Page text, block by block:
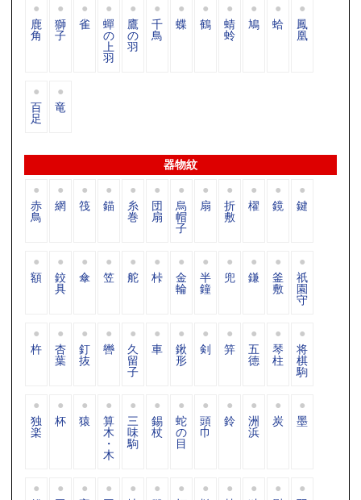
鹿
角
獅
子
雀 蟬
の
上
羽
鷹
の
羽
千
鳥
蝶 鶴 蜻
蛉
鳩 蛤 鳳
凰
百
足
竜
器物紋
赤
鳥
網 筏 錨 糸
巻
団
扇
烏
帽
子
扇 折
敷
櫂 鏡 鍵
額 鉸
具
傘 笠 舵 桛 金
輪
半
鐘
兜 鎌 釜
敷
祇
園
守
杵 杏
葉
釘
抜
轡 久
留
子
車 鍬
形
剣 笄 五
德
琴
柱
将
棋
駒
独
楽
杯 猿 算
木
・
木
三
味
駒
錫
杖
蛇
の
目
頭
巾
鈴 洲
浜
炭 墨